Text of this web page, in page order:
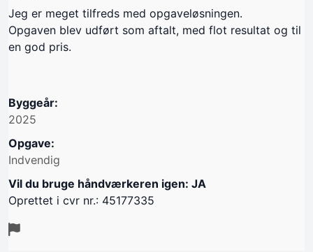
Jeg er meget tilfreds med opgaveløsningen.
Opgaven blev udført som aftalt, med flot resultat og til
en god pris.
Byggeår:
2025
Opgave:
Indvendig
Vil du bruge håndværkeren igen: JA
Oprettet i cvr nr.: 45177335